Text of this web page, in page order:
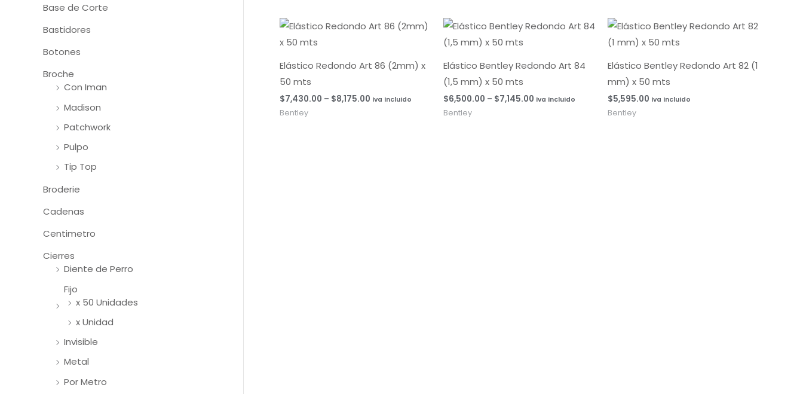
Base de Corte
Bastidores
Botones
Broche
Con Iman
Madison
Patchwork
Pulpo
Tip Top
Broderie
Cadenas
Centimetro
Cierres
Diente de Perro
Fijo
x 50 Unidades
x Unidad
Invisible
Metal
Por Metro
Elástico Redondo Art 86 (2mm) x
50 mts
$7,430.00 – $8,175.00
Rango
de
$7,430.00
hasta
Iva Incluido
Bentley
Elástico Bentley Redondo Art 84
(1,5 mm) x 50 mts
$6,500.00 – $7,145.00
Rango
de
$6,500.00
Iva Incluido
Bentley
Elástico Bentley Redondo Art 82 (1
mm) x 50 mts
$5,595.00 Iva Incluido
Bentley